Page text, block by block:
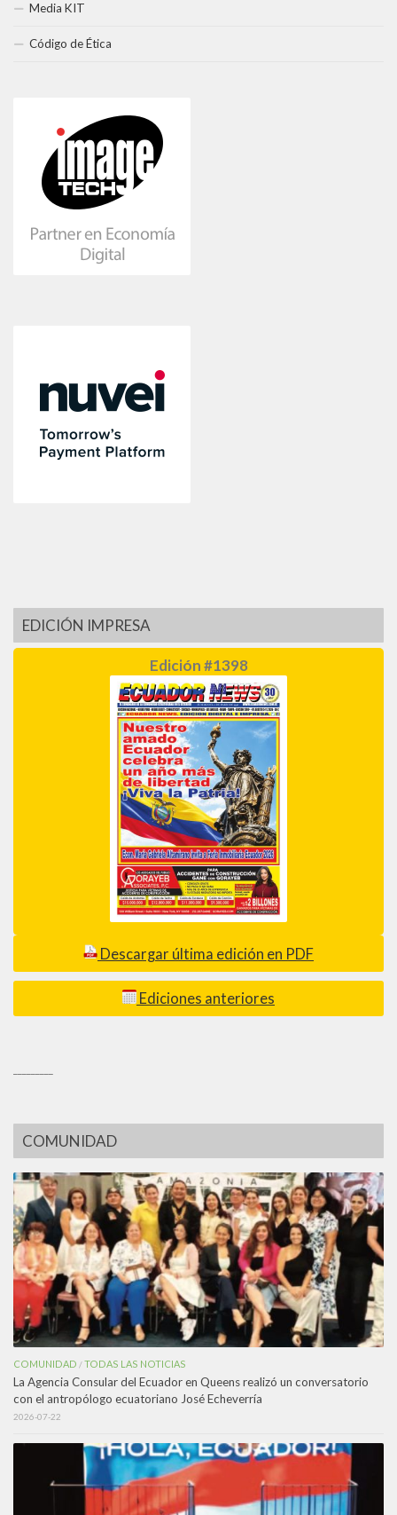
Media KIT
Código de Ética
EDICIÓN IMPRESA
Edición #1398
Descargar última edición en PDF
Ediciones anteriores
COMUNIDAD
COMUNIDAD /TODAS LAS NOTICIAS
La Agencia Consular del Ecuador en Queens realizó un conversatorio
con el antropólogo ecuatoriano José Echeverría
2026-07-22